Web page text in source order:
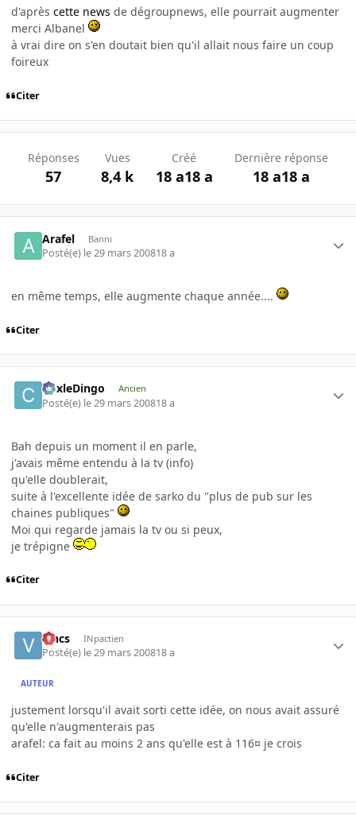
d'après cette news de dégroupnews, elle pourrait augmenter
merci Albanel
à vrai dire on s'en doutait bien qu'il allait nous faire un coup
foireux
Citer
Réponses
57
Vues
8,4 k
Créé
18 a18 a
Dernière réponse
18 a18 a
Arafel Banni
Posté(e) le 29 mars 200818 a
en même temps, elle augmente chaque année....
Citer
CoxleDingo Ancien
Posté(e) le 29 mars 200818 a
Bah depuis un moment il en parle,
j'avais même entendu à la tv (info)
qu'elle doublerait,
suite à l'excellente idée de sarko du "plus de pub sur les
chaines publiques"
Moi qui regarde jamais la tv ou si peux,
je trépigne
Citer
vincs INpactien
Posté(e) le 29 mars 200818 a
AUTEUR
justement lorsqu'il avait sorti cette idée, on nous avait assuré
qu'elle n'augmenterais pas
arafel: ca fait au moins 2 ans qu'elle est à 116¤ je crois
Citer